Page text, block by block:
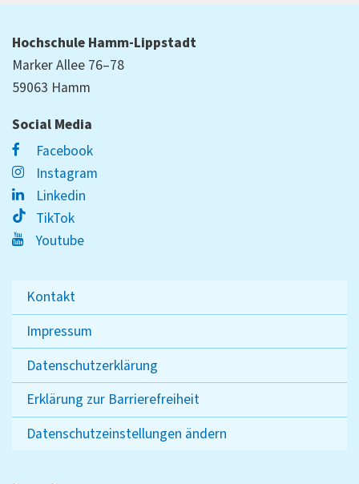
Hochschule Hamm-Lippstadt
Marker Allee 76–78
59063 Hamm
Social Media
Facebook
Instagram
Linkedin
TikTok
Youtube
Kontakt
Impressum
Datenschutzerklärung
Erklärung zur Barrierefreiheit
Datenschutzeinstellungen ändern